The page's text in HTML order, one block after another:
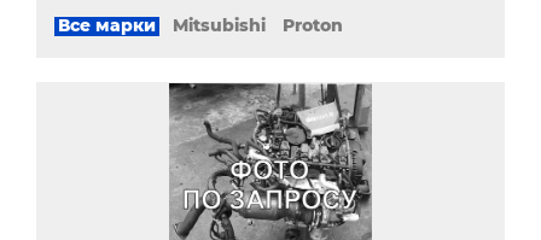
Все марки Mitsubishi Proton